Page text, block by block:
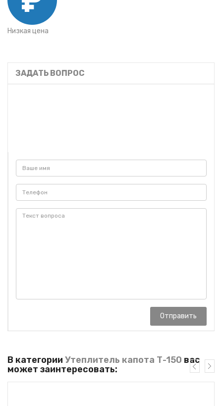
Низкая цена
ЗАДАТЬ ВОПРОС
Отправить
В категории Утеплитель капота Т-150 вас
может заинтересовать: